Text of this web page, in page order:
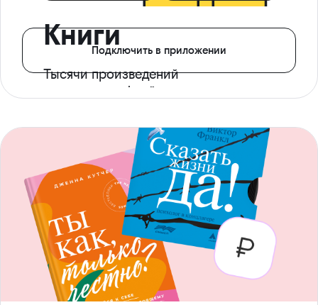
Книги
Тысячи произведений
с доступом офлайн
Подключить в приложении